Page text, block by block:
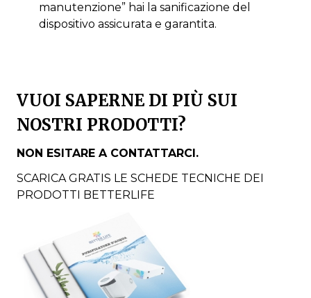
manutenzione” hai la sanificazione del
dispositivo assicurata e garantita.
VUOI SAPERNE DI PIÙ SUI
NOSTRI PRODOTTI?
NON ESITARE A CONTATTARCI.
SCARICA GRATIS LE SCHEDE TECNICHE DEI
PRODOTTI BETTERLIFE